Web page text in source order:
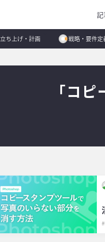
立ち上げ・計画 戦略・要件定
「コ